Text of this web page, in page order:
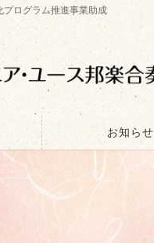
ログラム推進事業助成
お知らせ